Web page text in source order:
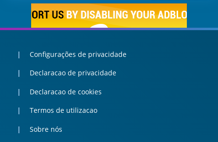
Configurações de privacidade
Declaracao de privacidade
Declaracao de cookies
Termos de utilizacao
Sobre nós